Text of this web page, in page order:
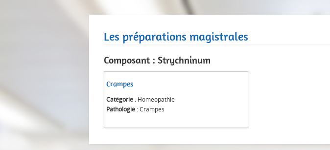
Les préparations magistrales
Composant : Strychninum
Crampes
Catégorie : Homéopathie
Pathologie : Crampes